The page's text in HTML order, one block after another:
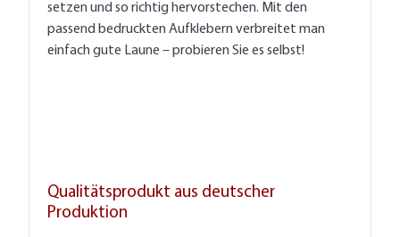
setzen und so richtig hervorstechen. Mit den
passend bedruckten Aufklebern verbreitet man
einfach gute Laune – probieren Sie es selbst!
Qualitätsprodukt aus deutscher
Produktion